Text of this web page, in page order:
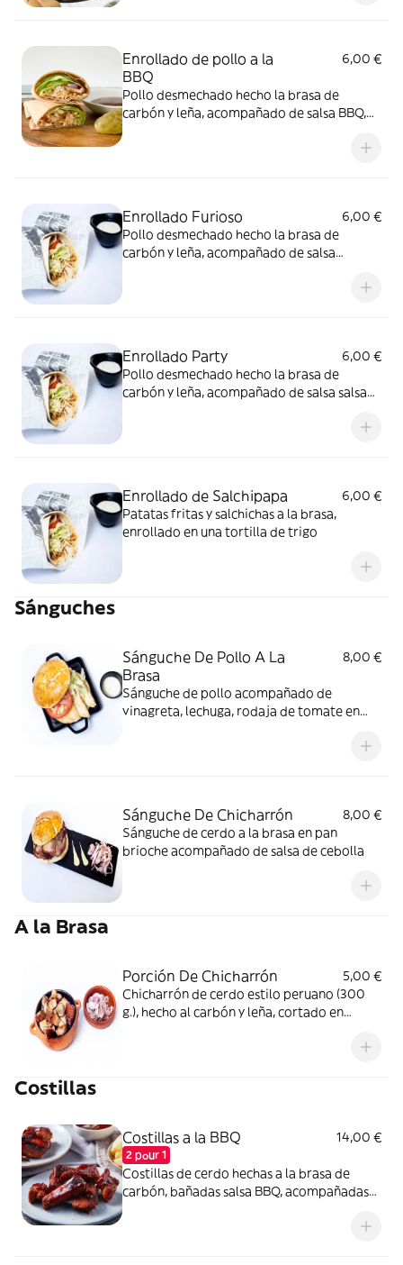
Enrollado de pollo a la
BBQ
6,00 €
Pollo desmechado hecho la brasa de
carbón y leña, acompañado de salsa BBQ,
Enrollado Furioso
6,00 €
Pollo desmechado hecho la brasa de
carbón y leña, acompañado de salsa
Enrollado Party
6,00 €
Pollo desmechado hecho la brasa de
carbón y leña, acompañado de salsa salsa
Enrollado de Salchipapa
6,00 €
Patatas fritas y salchichas a la brasa,
enrollado en una tortilla de trigo
Sánguches
Sánguche De Pollo A La
Brasa
8,00 €
Sánguche de pollo acompañado de
vinagreta, lechuga, rodaja de tomate en
Sánguche De Chicharrón
8,00 €
Sánguche de cerdo a la brasa en pan
brioche acompañado de salsa de cebolla
A la Brasa
Porción De Chicharrón
5,00 €
Chicharrón de cerdo estilo peruano (300
g.), hecho al carbón y leña, cortado en
Costillas
Costillas a la BBQ
2 pour 1
14,00 €
Costillas de cerdo hechas a la brasa de
carbón, bañadas salsa BBQ, acompañadas